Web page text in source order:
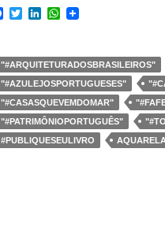
F
b
o
o
k
T
t
e
r
L
e
d
I
n
W
s
A
p
p
"#ARQUITETURADOSBRASILEIROS"
"#AZULEJOSPORTUGUESES"
"#CASASQUEVEMDOMAR"
"#PATRIMÔNIOPORTUGUÊS"
#PUBLIQUESEULIVRO